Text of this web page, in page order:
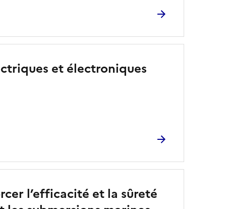
et électroniques
l’efficacité et la sûreté